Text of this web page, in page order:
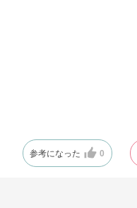
参考になった 0